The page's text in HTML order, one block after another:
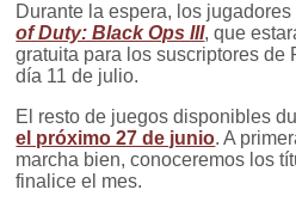
Durante la espera, los jugadores
of Duty: Black Ops III, que
gratuita para los suscriptores de
día 11 de julio.
El resto de juegos disponibles
el próximo 27 de junio. A
marcha bien, conoceremos los
finalice el mes.